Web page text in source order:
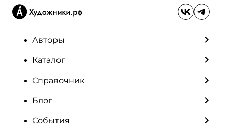
Авторы
Каталог
Справочник
Блог
События